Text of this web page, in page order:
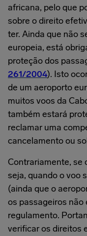
africana, pelo que
sobre o direito
ter. Ainda que não
europeia, está
proteção dos
261/2004). Isto
de um aeroporto
muitos voos da
também estará
reclamar uma
cancelamento ou
Contrariamente, se
seja, quando o voo
(ainda que o
os passageiros
regulamento.
verificar os direitos